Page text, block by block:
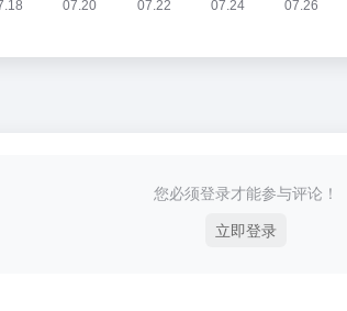
您必须登录才能参与评论！
立即登录